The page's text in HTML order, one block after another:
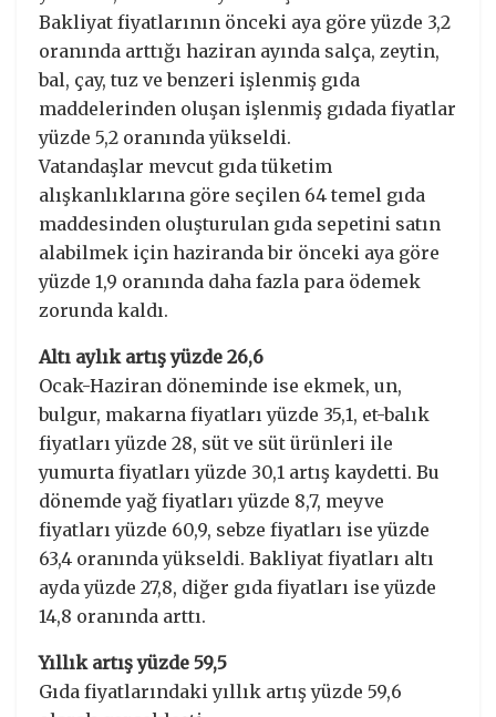
Bakliyat fiyatlarının önceki aya göre yüzde 3,2
oranında arttığı haziran ayında salça, zeytin,
bal, çay, tuz ve benzeri işlenmiş gıda
maddelerinden oluşan işlenmiş gıdada fiyatlar
yüzde 5,2 oranında yükseldi.
Vatandaşlar mevcut gıda tüketim
alışkanlıklarına göre seçilen 64 temel gıda
maddesinden oluşturulan gıda sepetini satın
alabilmek için haziranda bir önceki aya göre
yüzde 1,9 oranında daha fazla para ödemek
zorunda kaldı.
Altı aylık artış yüzde 26,6
Ocak-Haziran döneminde ise ekmek, un,
bulgur, makarna fiyatları yüzde 35,1, et-balık
fiyatları yüzde 28, süt ve süt ürünleri ile
yumurta fiyatları yüzde 30,1 artış kaydetti. Bu
dönemde yağ fiyatları yüzde 8,7, meyve
fiyatları yüzde 60,9, sebze fiyatları ise yüzde
63,4 oranında yükseldi. Bakliyat fiyatları altı
ayda yüzde 27,8, diğer gıda fiyatları ise yüzde
14,8 oranında arttı.
Yıllık artış yüzde 59,5
Gıda fiyatlarındaki yıllık artış yüzde 59,6